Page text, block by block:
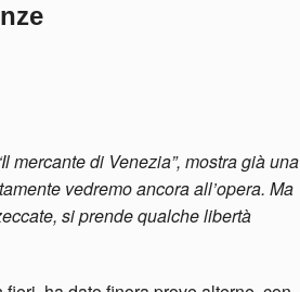
mercante di Venezia”, mostra già una
vedremo ancora all’opera. Ma
si prende qualche libertà